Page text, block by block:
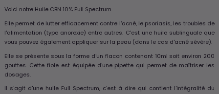
Voici notre Huile CBN 10% Full Spectrum.
Elle permet de lutter efficacement contre l'acné, le psoriasis, les troubles de
l'alimentation (type anorexie) entre autres. C'est une huile sublinguale que
vous pouvez également appliquer sur la peau (dans le cas d'acné sévère).
Elle se présente sous la forme d'un flacon contenant 10ml soit environ 200
gouttes. Cette fiole est équipée d'une pipette qui permet de maîtriser les
dosages.
Il s'agit d'une huile Full Spectrum, c'est à dire qui contient l'intégralité du